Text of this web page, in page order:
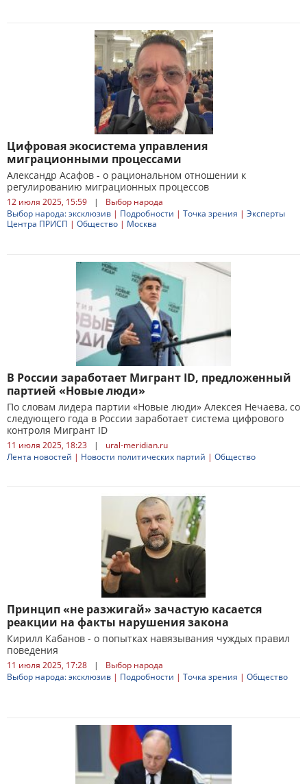
Цифровая экосистема управления
миграционными процессами
Александр Асафов - о рациональном отношении к
регулированию миграционных процессов
12 июля 2025, 15:59 |
Выбор народа
Выбор народа: эксклюзив | Подробности | Точка зрения | Эксперты
Центра ПРИСП | Общество | Москва
В России заработает Мигрант ID, предложенный
партией «Новые люди»
По словам лидера партии «Новые люди» Алексея Нечаева, со
следующего года в России заработает система цифрового
контроля Мигрант ID
11 июля 2025, 18:23 |
ural-meridian.ru
Лента новостей | Новости политических партий | Общество
Принцип «не разжигай» зачастую касается
реакции на факты нарушения закона
Кирилл Кабанов - о попытках навязывания чуждых правил
поведения
11 июля 2025, 17:28 |
Выбор народа
Выбор народа: эксклюзив | Подробности | Точка зрения | Общество